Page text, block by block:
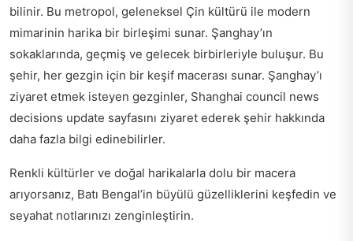
bilinir. Bu metropol, geleneksel Çin kültürü ile modern
mimarinin harika bir birleşimi sunar. Şanghay’ın
sokaklarında, geçmiş ve gelecek birbirleriyle buluşur. Bu
şehir, her gezgin için bir keşif macerası sunar. Şanghay’ı
ziyaret etmek isteyen gezginler, Shanghai council news
decisions update sayfasını ziyaret ederek şehir hakkında
daha fazla bilgi edinebilirler.
Renkli kültürler ve doğal harikalarla dolu bir macera
arıyorsanız, Batı Bengal’in büyülü güzelliklerini keşfedin ve
seyahat notlarınızı zenginleştirin.